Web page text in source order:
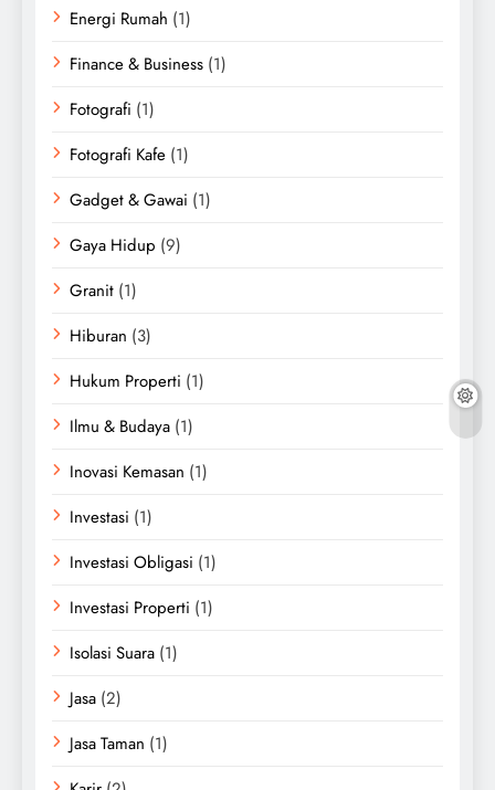
Energi Rumah (1)
Finance & Business (1)
Fotografi (1)
Fotografi Kafe (1)
Gadget & Gawai (1)
Gaya Hidup (9)
Granit (1)
Hiburan (3)
Hukum Properti (1)
Ilmu & Budaya (1)
Inovasi Kemasan (1)
Investasi (1)
Investasi Obligasi (1)
Investasi Properti (1)
Isolasi Suara (1)
Jasa (2)
Jasa Taman (1)